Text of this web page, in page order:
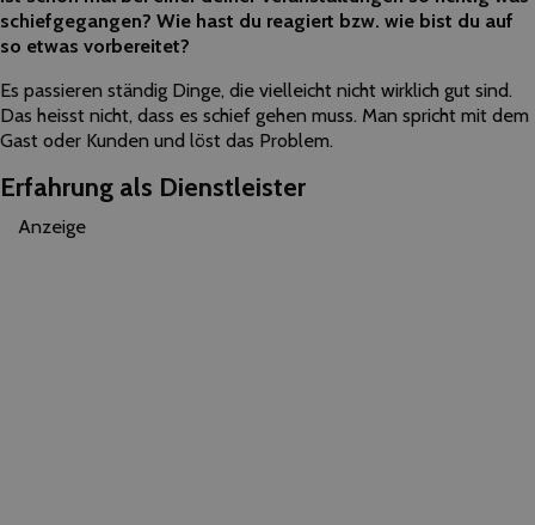
schiefgegangen? Wie hast du reagiert bzw. wie bist du auf
so etwas vorbereitet?
Es passieren ständig Dinge, die vielleicht nicht wirklich gut sind.
Das heisst nicht, dass es schief gehen muss. Man spricht mit dem
Gast oder Kunden und löst das Problem.
Erfahrung als Dienstleister
Anzeige